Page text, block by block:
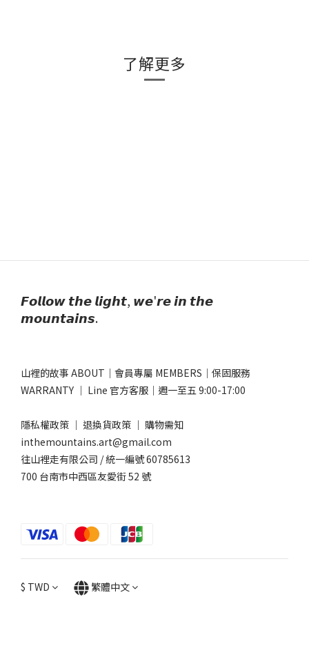
了解更多
𝙁𝙤𝙡𝙡𝙤𝙬 𝙩𝙝𝙚 𝙡𝙞𝙜𝙝𝙩, 𝙬𝙚'𝙧𝙚 𝙞𝙣 𝙩𝙝𝙚
𝙢𝙤𝙪𝙣𝙩𝙖𝙞𝙣𝙨.
山裡的故事 ABOUT ｜ 會員專屬 MEMBERS ｜ 保固服務
WARRANTY ｜ Line 官方客服 ｜週一至五 9:00-17:00​
隱私權政策 ｜ 退換貨政策 ｜ 購物需知
inthemountains.art@gmail.com
往山裡走有限公司 / 統一編號 60785613
700 台南市中西區友愛街 52 號
$ TWD 繁體中文